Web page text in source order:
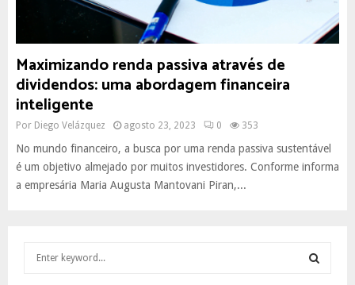
Maximizando renda passiva através de
dividendos: uma abordagem financeira
inteligente
Por Diego Velázquez agosto 23, 2023 0 353
No mundo financeiro, a busca por uma renda passiva sustentável
é um objetivo almejado por muitos investidores. Conforme informa
a empresária Maria Augusta Mantovani Piran,...